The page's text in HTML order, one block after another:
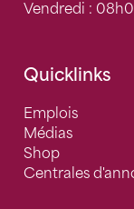
Vendredi :
Quicklinks
Emplois
Médias
Shop
Centrales